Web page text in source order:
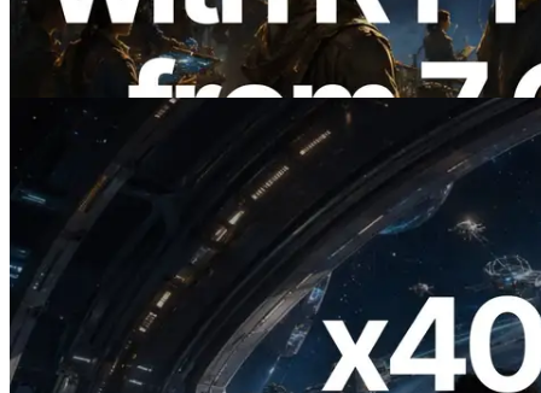
Validators Information API 同步上線
2026.07.04